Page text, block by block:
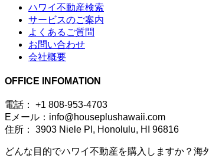
ハワイ不動産検索
サービスのご案内
よくあるご質問
お問い合わせ
会社概要
OFFICE INFOMATION
電話： +1 808-953-4703
Eメール：info@houseplushawaii.com
住所： 3903 Niele Pl, Honolulu, HI 96816
どんな目的でハワイ不動産を購入しますか？